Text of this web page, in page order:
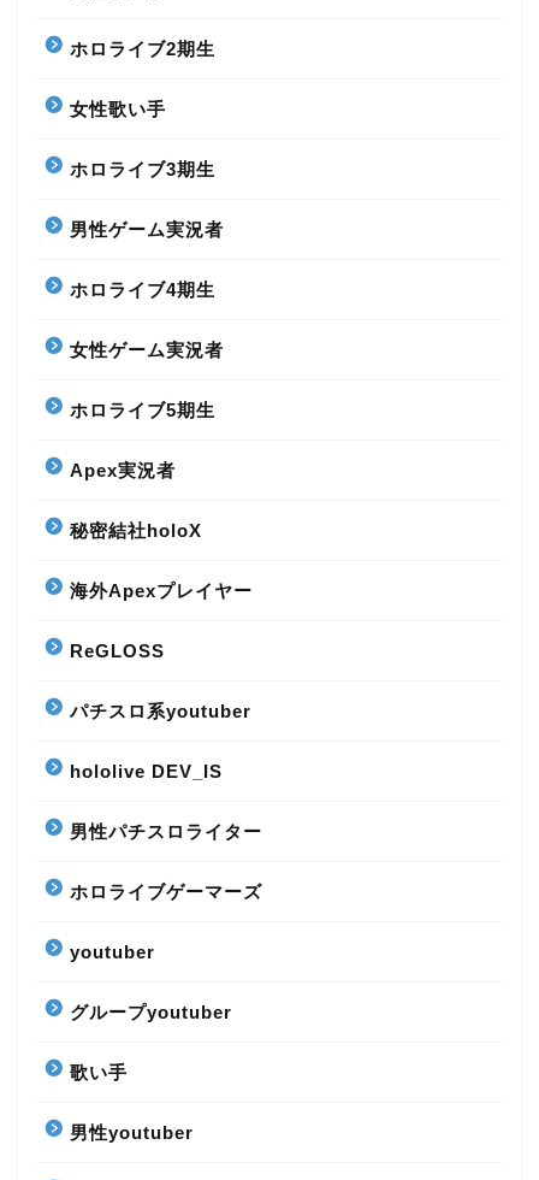
ホロライブ2期生
女性歌い手
ホロライブ3期生
男性ゲーム実況者
ホロライブ4期生
女性ゲーム実況者
ホロライブ5期生
Apex実況者
秘密結社holoX
海外Apexプレイヤー
ReGLOSS
パチスロ系youtuber
hololive DEV_IS
男性パチスロライター
ホロライブゲーマーズ
youtuber
グループyoutuber
歌い手
男性youtuber